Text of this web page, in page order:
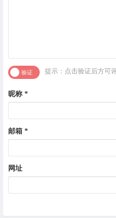
提示：点击验证后方可
昵称 *
邮箱 *
网址